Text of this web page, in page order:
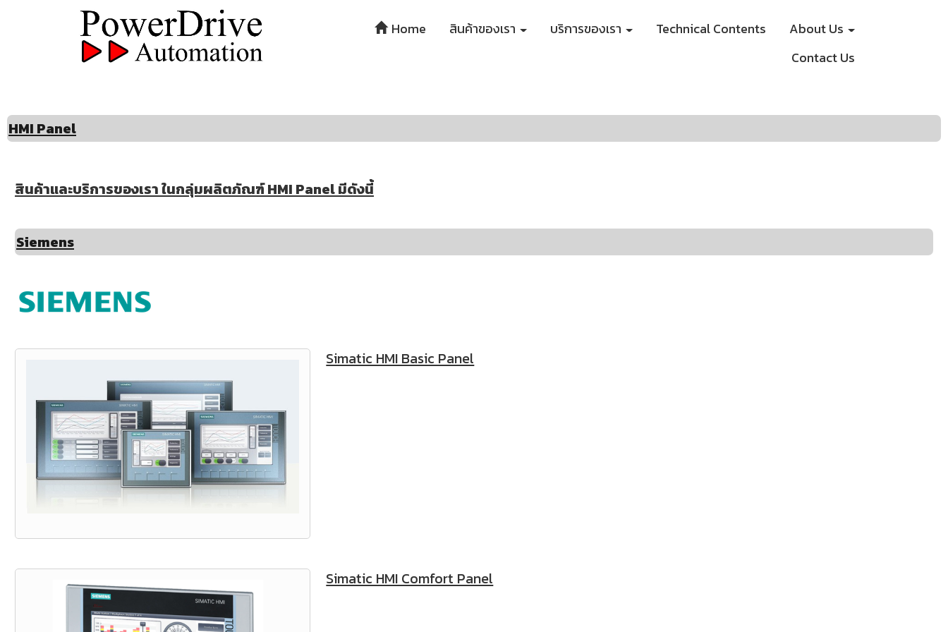
Home สินค้าของเรา บริการของเรา Technical Contents
About Us
Contact Us
HMI Panel
สินค้าและบริการของเรา ในกลุ่มผลิตภัณฑ์ HMI Panel มีดังนี้
Siemens
Simatic HMI Basic Panel
Simatic HMI Comfort Panel